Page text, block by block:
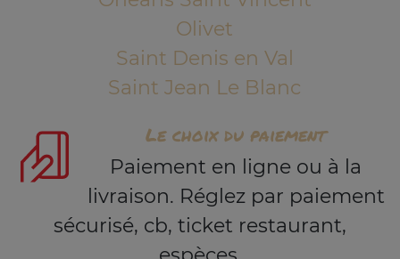
Olivet
Saint Denis en Val
Saint Jean Le Blanc
Le choix du paiement
Paiement en ligne ou à la
livraison. Réglez par paiement
sécurisé, cb, ticket restaurant,